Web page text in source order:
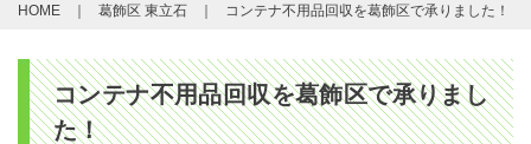
HOME 葛飾区 東立石 コンテナ不用品回収を葛飾区で承りました！
コンテナ不用品回収を葛飾区で承りまし
た！